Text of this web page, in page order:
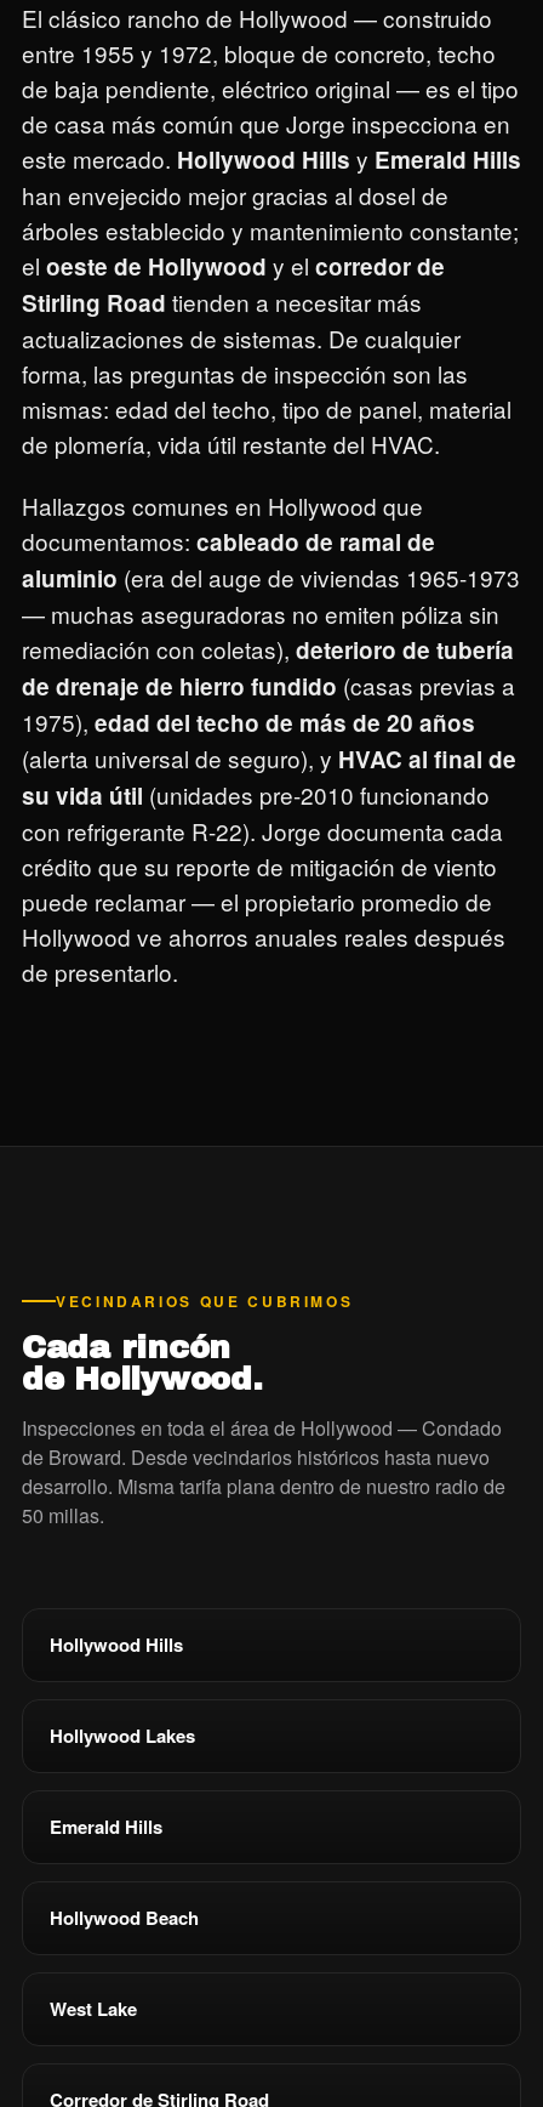
El clásico rancho de Hollywood — construido
entre 1955 y 1972, bloque de concreto, techo
de baja pendiente, eléctrico original — es el tipo
de casa más común que Jorge inspecciona en
este mercado. Hollywood Hills y Emerald Hills
han envejecido mejor gracias al dosel de
árboles establecido y mantenimiento constante;
el oeste de Hollywood y el corredor de
Stirling Road tienden a necesitar más
actualizaciones de sistemas. De cualquier
forma, las preguntas de inspección son las
mismas: edad del techo, tipo de panel, material
de plomería, vida útil restante del HVAC.
Hallazgos comunes en Hollywood que
documentamos: cableado de ramal de
aluminio (era del auge de viviendas 1965-1973
— muchas aseguradoras no emiten póliza sin
remediación con coletas), deterioro de tubería
de drenaje de hierro fundido (casas previas a
1975), edad del techo de más de 20 años
(alerta universal de seguro), y HVAC al final de
su vida útil (unidades pre-2010 funcionando
con refrigerante R-22). Jorge documenta cada
crédito que su reporte de mitigación de viento
puede reclamar — el propietario promedio de
Hollywood ve ahorros anuales reales después
de presentarlo.
VECINDARIOS QUE CUBRIMOS
Cada rincón
de Hollywood.
Inspecciones en toda el área de Hollywood — Condado
de Broward. Desde vecindarios históricos hasta nuevo
desarrollo. Misma tarifa plana dentro de nuestro radio de
50 millas.
Hollywood Hills
Hollywood Lakes
Emerald Hills
Hollywood Beach
West Lake
Corredor de Stirling Road